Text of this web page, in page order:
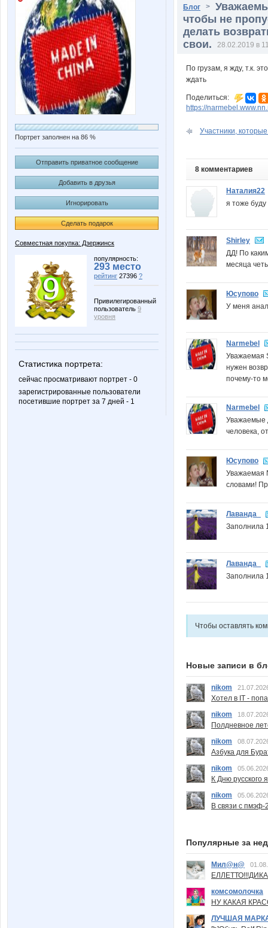
Портрет заполнен на 86 %
Отправить приватное сообщение
Добавить в друзья
Игнорировать
Сделать подарок
Совместная покупка: Дзержинск
популярность:
293 место
рейтинг 27396 ?
Привилегированный
пользователь 9
уровня
Статистика портрета:
сейчас просматривают портрет - 0
зарегистрированные пользователи
посетившие портрет за 7 дней - 1
Блог >
чтобы не
делать
свои.
28.02.2019 в
По грузам, я жду, т.к.
ждать
Поделиться:
https://
Участники,
8 комментариев
Наталия22
я тоже
Shirley
ДД! По
месяца
Юсупово
У меня
Narmebel
Уважаемая
нужен
почему-то
Narmebel
Уважаемые
человека,
Юсупово
Уважаемая
словами!
Лаванда_
Заполнила
Лаванда_
Заполнила
Чтобы оставлять
Новые записи в
nikom
Хотел в IT -
nikom
Полдневное
nikom
Азбука для
nikom
К Дню русского
nikom
В связи с пмэф-
Популярные за
Мил@н@
комсомолочка
НУ КАКАЯ
ЛУЧШАЯ